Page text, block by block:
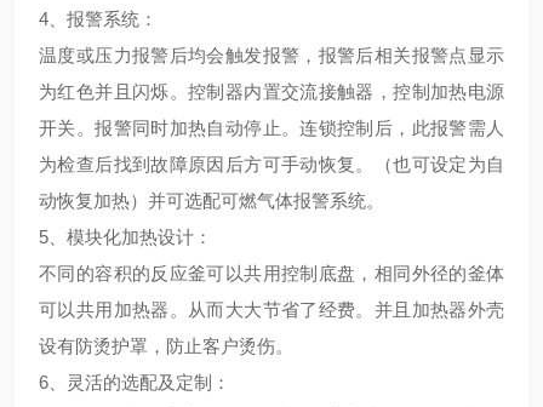
4、 报警系统 ：
温度或压力报警后均会触发报警，报警后相关报警点显示
为红色并且闪烁。控制器内置交流接触器，控制加热电源
开关。报警同时加热自动停止。连锁控制后，此报警需人
为检查后找到故障原因后方可手动恢复。（也可设定为自
动恢复加热）并可选配可燃气体报警系统。
5、 模块化加热设计 ：
不同的容积的反应釜可以共用控制底盘，相同外径的釜体
可以共用加热器。从而大大节省了经费。并且加热器外壳
设有防烫护罩，防止客户烫伤。
6、
灵活的选配及定制 ：